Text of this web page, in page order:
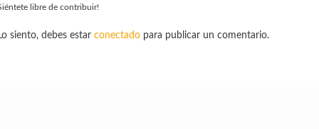
libre de contribuir!
Lo siento, debes estar conectadopara publicar un comentario.